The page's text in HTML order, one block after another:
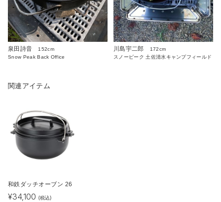
泉田詩音
152cm
Snow Peak Back Office
川島宇二郎
172cm
スノーピーク 土佐清水キャンプフィールド
関連アイテム
和鉄ダッチオーブン 26
¥34,100 (税込)